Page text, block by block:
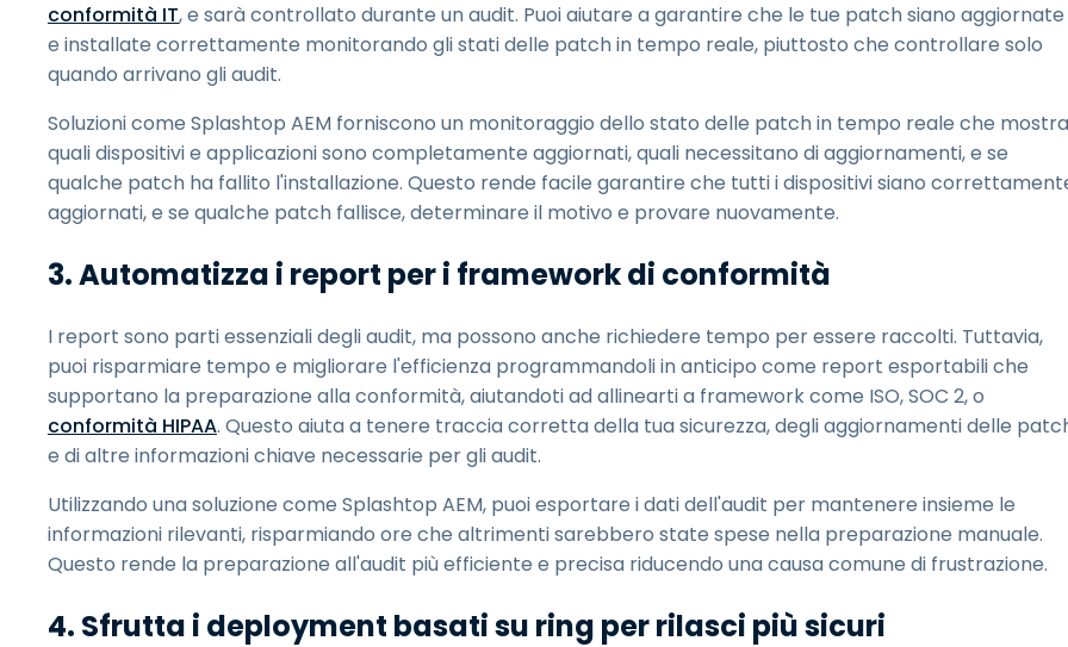
conformità IT, e sarà controllato durante un audit. Puoi aiutare a garantire che le tue patch siano aggiornate
e installate correttamente monitorando gli stati delle patch in tempo reale, piuttosto che controllare solo
quando arrivano gli audit.
Soluzioni come Splashtop AEM forniscono un monitoraggio dello stato delle patch in tempo reale che mostra
quali dispositivi e applicazioni sono completamente aggiornati, quali necessitano di aggiornamenti, e se
qualche patch ha fallito l'installazione. Questo rende facile garantire che tutti i dispositivi siano
aggiornati, e se qualche patch fallisce, determinare il motivo e provare nuovamente.
3. Automatizza i report per i framework di conformità
I report sono parti essenziali degli audit, ma possono anche richiedere tempo per essere raccolti. Tuttavia,
puoi risparmiare tempo e migliorare l'efficienza programmandoli in anticipo come report esportabili che
supportano la preparazione alla conformità, aiutandoti ad allinearti a framework come ISO, SOC 2, o
conformità HIPAA. Questo aiuta a tenere traccia corretta della tua sicurezza, degli aggiornamenti delle
e di altre informazioni chiave necessarie per gli audit.
Utilizzando una soluzione come Splashtop AEM, puoi esportare i dati dell'audit per mantenere insieme le
informazioni rilevanti, risparmiando ore che altrimenti sarebbero state spese nella preparazione manuale.
Questo rende la preparazione all'audit più efficiente e precisa riducendo una causa comune di frustrazione.
4. Sfrutta i deployment basati su ring per rilasci più sicuri